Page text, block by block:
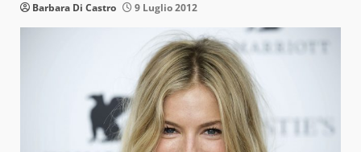
Barbara Di Castro 9 Luglio 2012